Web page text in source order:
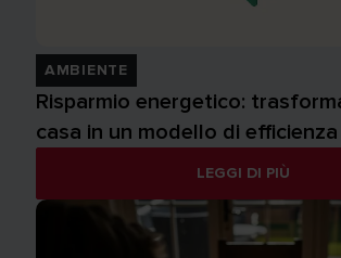
AMBIENTE
Risparmio energetico:
casa in un modello di efficienza
LEGGI DI PIÙ